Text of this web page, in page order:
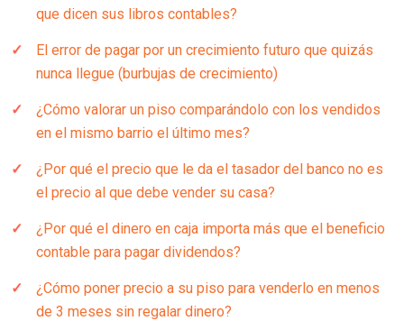
que dicen sus libros contables?
El error de pagar por un crecimiento futuro que quizás
nunca llegue (burbujas de crecimiento)
¿Cómo valorar un piso comparándolo con los vendidos
en el mismo barrio el último mes?
¿Por qué el precio que le da el tasador del banco no es
el precio al que debe vender su casa?
¿Por qué el dinero en caja importa más que el beneficio
contable para pagar dividendos?
¿Cómo poner precio a su piso para venderlo en menos
de 3 meses sin regalar dinero?